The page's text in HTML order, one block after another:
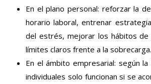
En el plano personal: reforzar la
horario laboral, entrenar
del estrés, mejorar los hábitos
límites claros frente a la sobrecarga.
En el ámbito empresarial: según
individuales solo funcionan si se